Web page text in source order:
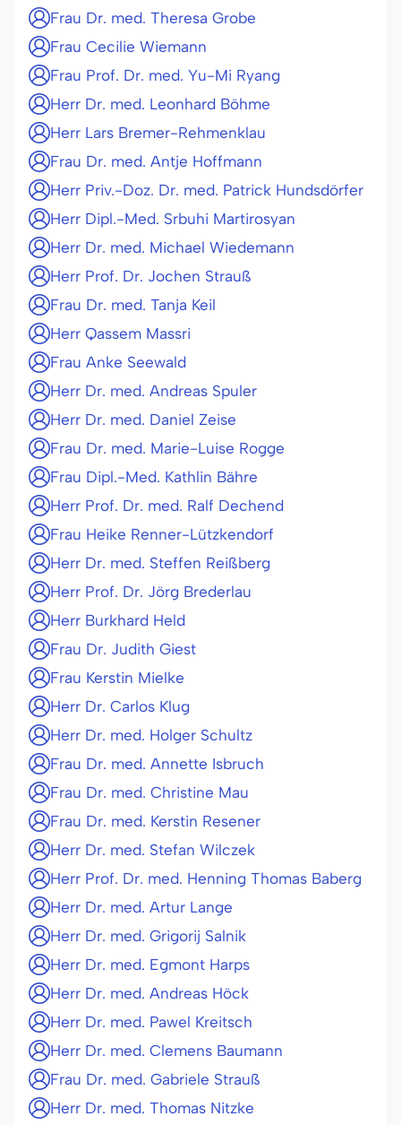
Frau Dr. med. Theresa Grobe
Frau Cecilie Wiemann
Frau Prof. Dr. med. Yu-Mi Ryang
Herr Dr. med. Leonhard Böhme
Herr Lars Bremer-Rehmenklau
Frau Dr. med. Antje Hoffmann
Herr Priv.-Doz. Dr. med. Patrick Hundsdörfer
Herr Dipl.-Med. Srbuhi Martirosyan
Herr Dr. med. Michael Wiedemann
Herr Prof. Dr. Jochen Strauß
Frau Dr. med. Tanja Keil
Herr Qassem Massri
Frau Anke Seewald
Herr Dr. med. Andreas Spuler
Herr Dr. med. Daniel Zeise
Frau Dr. med. Marie-Luise Rogge
Frau Dipl.-Med. Kathlin Bähre
Herr Prof. Dr. med. Ralf Dechend
Frau Heike Renner-Lützkendorf
Herr Dr. med. Steffen Reißberg
Herr Prof. Dr. Jörg Brederlau
Herr Burkhard Held
Frau Dr. Judith Giest
Frau Kerstin Mielke
Herr Dr. Carlos Klug
Herr Dr. med. Holger Schultz
Frau Dr. med. Annette Isbruch
Frau Dr. med. Christine Mau
Frau Dr. med. Kerstin Resener
Herr Dr. med. Stefan Wilczek
Herr Prof. Dr. med. Henning Thomas Baberg
Herr Dr. med. Artur Lange
Herr Dr. med. Grigorij Salnik
Herr Dr. med. Egmont Harps
Herr Dr. med. Andreas Höck
Herr Dr. med. Pawel Kreitsch
Herr Dr. med. Clemens Baumann
Frau Dr. med. Gabriele Strauß
Herr Dr. med. Thomas Nitzke